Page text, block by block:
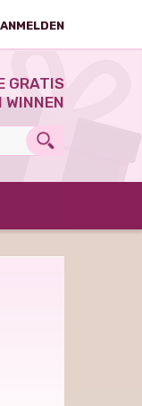
GRATIS
WINNEN